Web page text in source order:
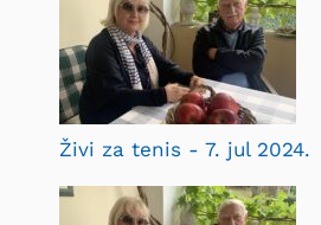
Živi za tenis - 7. jul 2024.